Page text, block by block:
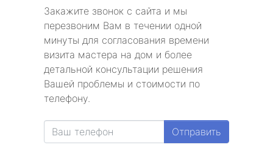
Закажите звонок с сайта и мы
перезвоним Вам в течении одной
минуты для согласования времени
визита мастера на дом и более
детальной консультации решения
Вашей проблемы и стоимости по
телефону.
Отправить